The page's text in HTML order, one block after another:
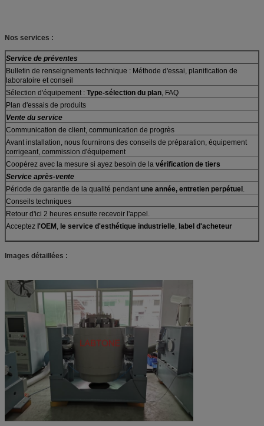
Nos services :
Service de préventes
Bulletin de renseignements technique : Méthode d'essai, planification de
laboratoire et conseil
Sélection d'équipement : Type-sélection du plan, FAQ
Plan d'essais de produits
Vente du service
Communication de client, communication de progrès
Avant installation, nous fournirons des conseils de préparation, équipement
corrigeant, commission d'équipement
Coopérez avec la mesure si ayez besoin de la vérification de tiers
Service après-vente
Période de garantie de la qualité pendantune année, entretien perpétuel.
Conseils techniques
Retour d'ici 2 heures ensuite recevoir l'appel.
Acceptez l'OEM, le service d'esthétique industrielle, label d'acheteur
Images détaillées :